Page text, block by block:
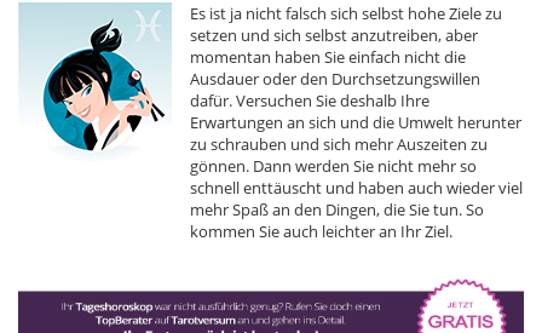
Es ist ja nicht falsch sich selbst hohe Ziele zu
setzen und sich selbst anzutreiben, aber
momentan haben Sie einfach nicht die
Ausdauer oder den Durchsetzungswillen
dafür. Versuchen Sie deshalb Ihre
Erwartungen an sich und die Umwelt herunter
zu schrauben und sich mehr Auszeiten zu
gönnen. Dann werden Sie nicht mehr so
schnell enttäuscht und haben auch wieder viel
mehr Spaß an den Dingen, die Sie tun. So
kommen Sie auch leichter an Ihr Ziel.